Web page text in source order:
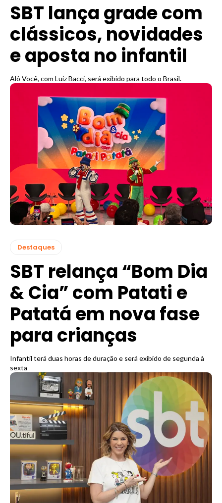
SBT lança grade com
clássicos, novidades
e aposta no infantil
Alô Você, com Luiz Bacci, será exibido para todo o Brasil.
Destaques
SBT relança “Bom Dia
& Cia” com Patati e
Patatá em nova fase
para crianças
Infantil terá duas horas de duração e será exibido de segunda à
sexta